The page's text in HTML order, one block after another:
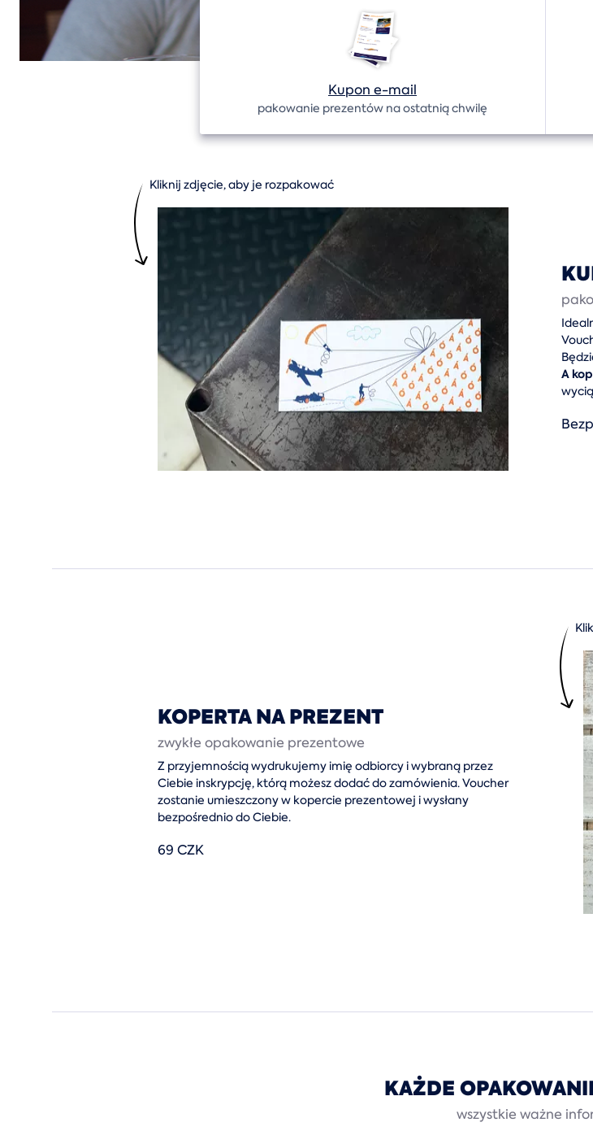
Kupon e-mail
pakowanie prezentów na ostatnią chwilę
Kliknij zdjęcie, aby je rozpakować
A
KOPERTA NA PREZENT
zwykłe opakowanie prezentowe
Z przyjemnością wydrukujemy imię odbiorcy i wybraną przez
Ciebie inskrypcję, którą możesz dodać do zamówienia. Voucher
zostanie umieszczony w kopercie prezentowej i wysłany
bezpośrednio do Ciebie.
69 CZK
KAŻDE
wszystkie ważne